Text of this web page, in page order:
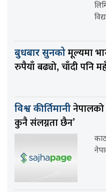
बुधबार सुनकोमूल्यमा
रुपैयाँ बढ्यो, चाँदी पनि
विश्व कीर्तिमानीनेपालको
कुनै संलग्नता छैन’